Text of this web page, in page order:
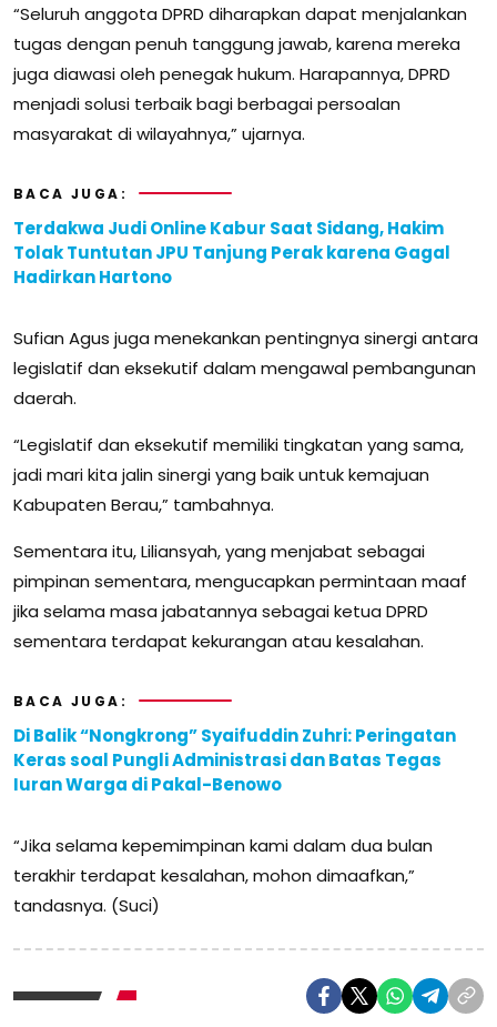
“Seluruh anggota DPRD diharapkan dapat menjalankan
tugas dengan penuh tanggung jawab, karena mereka
juga diawasi oleh penegak hukum. Harapannya, DPRD
menjadi solusi terbaik bagi berbagai persoalan
masyarakat di wilayahnya,” ujarnya.
BACA JUGA:
Terdakwa Judi Online Kabur Saat Sidang, Hakim
Tolak Tuntutan JPU Tanjung Perak karena Gagal
Hadirkan Hartono
Sufian Agus juga menekankan pentingnya sinergi antara
legislatif dan eksekutif dalam mengawal pembangunan
daerah.
“Legislatif dan eksekutif memiliki tingkatan yang sama,
jadi mari kita jalin sinergi yang baik untuk kemajuan
Kabupaten Berau,” tambahnya.
Sementara itu, Liliansyah, yang menjabat sebagai
pimpinan sementara, mengucapkan permintaan maaf
jika selama masa jabatannya sebagai ketua DPRD
sementara terdapat kekurangan atau kesalahan.
BACA JUGA:
Di Balik “Nongkrong” Syaifuddin Zuhri: Peringatan
Keras soal Pungli Administrasi dan Batas Tegas
Iuran Warga di Pakal-Benowo
“Jika selama kepemimpinan kami dalam dua bulan
terakhir terdapat kesalahan, mohon dimaafkan,”
tandasnya. (Suci)